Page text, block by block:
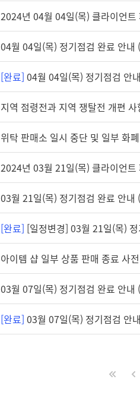
2024년 04월 04일(목) 클라이언트
04월 04일(목) 정기점검 완료 안내
[완료] 04월 04일(목) 정기점검 안
지역 점령전과 지역 쟁탈전 개편 사
위탁 판매소 일시 중단 및 일부 화
2024년 03월 21일(목) 클라이언트
03월 21일(목) 정기점검 완료 안내
[완료] [일정변경] 03월 21일(목)
아이템 샵 일부 상품 판매 종료 사
03월 07일(목) 정기점검 완료 안내
[완료] 03월 07일(목) 정기점검 안